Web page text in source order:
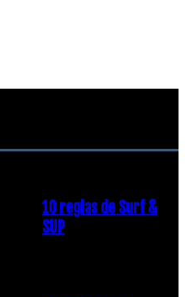
10 reglas de Surf &
SUP